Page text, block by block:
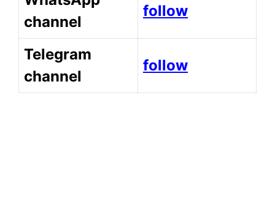
channel
follow
Telegram
channel
follow